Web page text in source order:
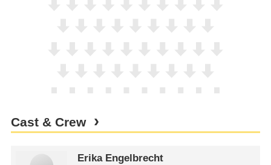
Cast & Crew
Erika Engelbrecht